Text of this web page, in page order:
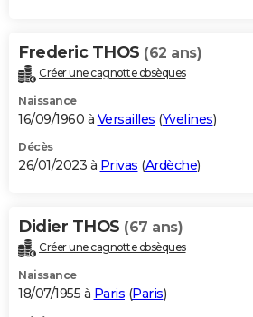
Frederic THOS (62 ans)
Créer une cagnotte obsèques
Naissance
16/09/1960 à Versailles (Yvelines)
Décès
26/01/2023 à Privas (Ardèche)
Didier THOS (67 ans)
Créer une cagnotte obsèques
Naissance
18/07/1955 à Paris (Paris)